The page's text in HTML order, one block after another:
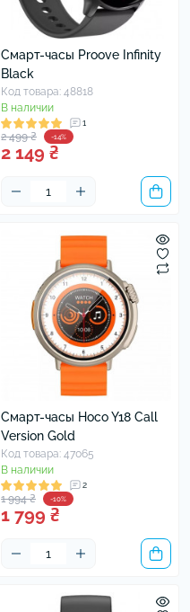
Смарт-часы Proove Infinity
Black
Код товара: 48818
В наличии
1
2 499 ₴ -14%
2 149 ₴
Смарт-часы Hoco Y18 Call
Version Gold
Код товара: 47065
В наличии
2
1 994 ₴ -10%
1 799 ₴